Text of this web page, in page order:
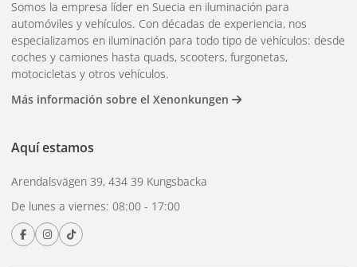
Somos la empresa líder en Suecia en iluminación para
automóviles y vehículos. Con décadas de experiencia, nos
especializamos en iluminación para todo tipo de vehículos: desde
coches y camiones hasta quads, scooters, furgonetas,
motocicletas y otros vehículos.
Más información sobre el Xenonkungen
Aquí estamos
Arendalsvägen 39, 434 39 Kungsbacka
De lunes a viernes: 08:00 - 17:00